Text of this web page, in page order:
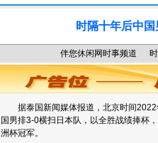
时隔十年后中
伴您休闲网时事频道
据泰国新闻媒体报道，北京时间
国男排3-0横扫日本队，以全胜战绩捧杯
洲杯冠军。